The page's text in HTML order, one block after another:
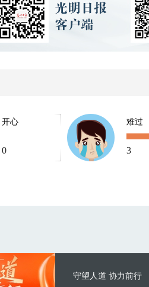
开心
0
难过
3
守望人道 协力前行